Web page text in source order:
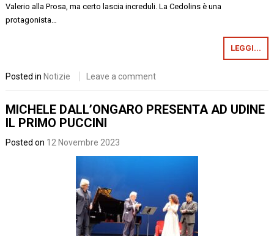
Valerio alla Prosa, ma certo lascia increduli. La Cedolins è una
protagonista…
LEGGI...
Posted in Notizie Leave a comment
MICHELE DALL’ONGARO PRESENTA AD UDINE
IL PRIMO PUCCINI
Posted on 12 Novembre 2023